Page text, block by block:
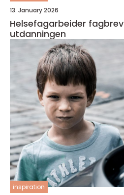
13. January 2026
Helsefagarbeider fagbrev slik lykkes du med
utdanningen
inspiration